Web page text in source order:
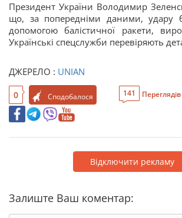
Президент України Володимир
що, за попередніми даними, удару
допомогою балістичної ракети,
Українські спецслужби перевіряють
ДЖЕРЕЛО : UNIAN
0 Сподобалося 141 Переглядів
Відключити рекламу
Залиште Ваш коментар: